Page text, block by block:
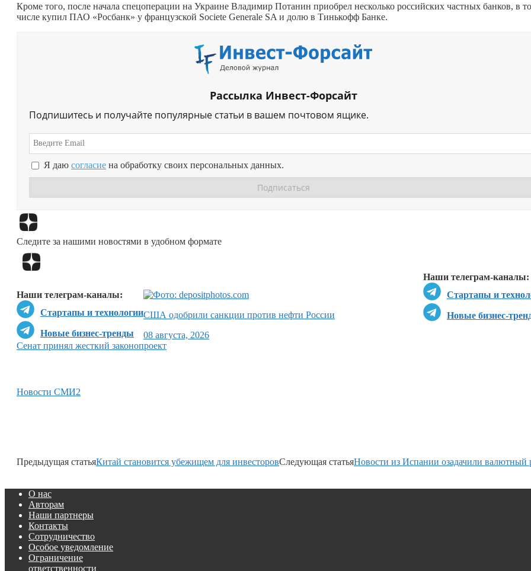
Кроме того, после начала спецоперации на Украине Владимир Потанин приобрел несколько российских частных банков, в
числе купил ПАО «Росбанк» у французской Societe Generale SA и долю в Тинькофф Банке.
Рассылка Инвест-Форсайт
Подпишитесь и получайте популярные статьи в вашем почтовом ящике.
Я даю согласие на обработку своих персональных данных.
Следите за нашими новостями в удобном формате
Наши телеграм-каналы:
Стартапы и
Новые бизнес-
Наши телеграм-каналы:
Стартапы и технологии
Новые бизнес-тренды
США одобрили санкции против нефти России
08 августа, 2026
Сенат принял жесткий законопроект
Новости СМИ2
Предыдущая статьяКитай становится убежищем для инвесторовСледующая статьяНовости из Испании озадачили валютный
О нас
Авторам
Наши партнеры
Контакты
Сотрудничество
Особое уведомление
Ограничение
ответственности